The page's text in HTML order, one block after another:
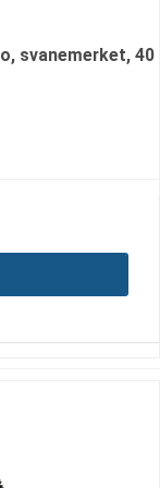
svanemerket, 40